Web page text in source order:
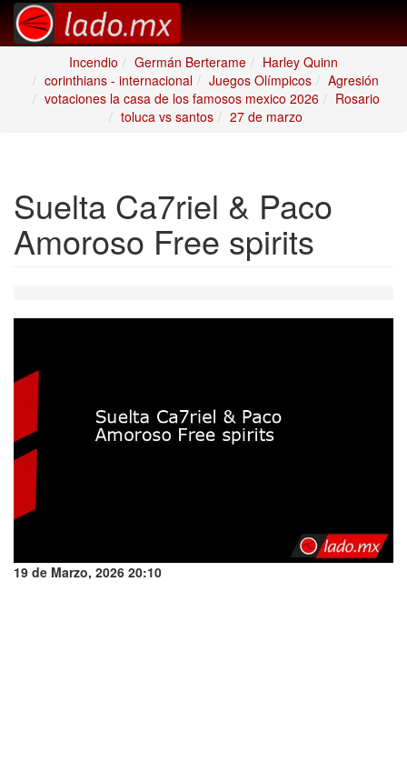
Incendio Germán Berterame
Harley Quinn
corinthians - internacional
Juegos Olímpicos
Agresión
votaciones la casa de los famosos mexico 2026
Rosario
toluca vs santos
27 de marzo
Suelta Ca7riel & Paco
Amoroso Free spirits
19 de Marzo, 2026 20:10